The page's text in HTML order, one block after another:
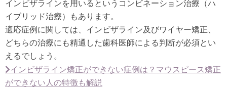
インビザラインを用いるというコンビネーション治療（ハ
イブリッド治療）もあります。
適応症例に関しては、インビザライン及びワイヤー矯正、
どちらの治療にも精通した歯科医師による判断が必須とい
えるでしょう。
インビザライン矯正ができない症例は？マウスピース矯正
ができない人の特徴も解説